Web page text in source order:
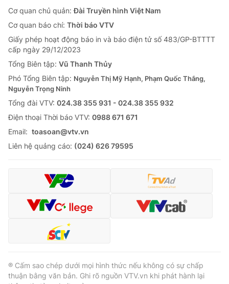
Giải sao mai
Làm đẹp
Chất lượng cuộc sống
Tuyển sinh
Học trực tuyến
Công nghệ
Hitech Công nghệ tương lai
Sản phẩm
Thị trường
Tư vấn
Giao lưu trực tuyến
Lịch phát sóng
Chuyên mục khác
Emagazine Podcast
Video Shorts video
VTV Money
VTV Sức khoẻ Bất động sản
Cơ quan chủ quản:Đài Truyền hình Việt Nam
Cơ quan báo chí: Thời báo VTV
Giấy phép hoạt động báo in và báo điện tử số 483/GP-BTTTT
cấp ngày 29/12/2023
Tổng Biên tập: Vũ Thanh Thủy
Phó Tổng Biên tập: Nguyễn Thị Mỹ Hạnh, Phạm Quốc Thắng,
Nguyễn Trọng Ninh
Tổng đài VTV: 024.38 355 931 - 024.38 355 932
Ðiện thoại Thời báo VTV: 0988 671 671
Email: toasoan@vtv.vn
Liên hệ quảng cáo: (024) 626 79595
® Cấm sao chép dưới mọi hình thức nếu không có sự chấp
thuận bằng văn bản. Ghi rõ nguồn VTV.vn khi phát hành lại